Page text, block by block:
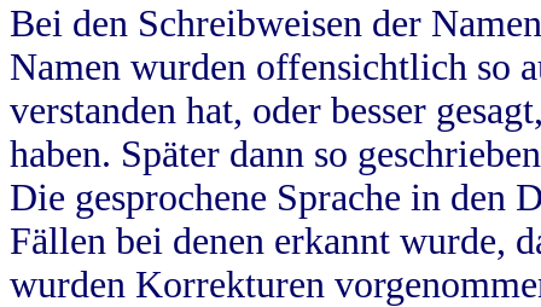
Bei den Schreibweisen der
Namen wurden offensichtlich so
verstanden hat, oder besser
haben. Später dann so
Die gesprochene Sprache in
Fällen bei denen erkannt wurde,
wurden Korrekturen